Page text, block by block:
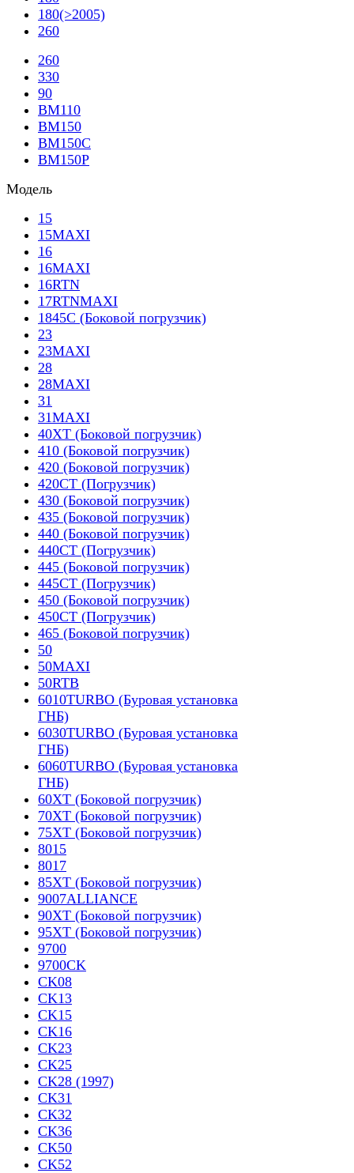
180(>2005)
260
260
330
90
BM110
BM150
BM150C
BM150P
Модель
15
15MAXI
16
16MAXI
16RTN
17RTNMAXI
1845C (Боковой погрузчик)
23
23MAXI
28
28MAXI
31
31MAXI
40XT (Боковой погрузчик)
410 (Боковой погрузчик)
420 (Боковой погрузчик)
420CT (Погрузчик)
430 (Боковой погрузчик)
435 (Боковой погрузчик)
440 (Боковой погрузчик)
440CT (Погрузчик)
445 (Боковой погрузчик)
445CT (Погрузчик)
450 (Боковой погрузчик)
450CT (Погрузчик)
465 (Боковой погрузчик)
50
50MAXI
50RTB
6010TURBO (Буровая установка
ГНБ)
6030TURBO (Буровая установка
ГНБ)
6060TURBO (Буровая установка
ГНБ)
60XT (Боковой погрузчик)
70XT (Боковой погрузчик)
75XT (Боковой погрузчик)
8015
8017
85XT (Боковой погрузчик)
9007ALLIANCE
90XT (Боковой погрузчик)
95XT (Боковой погрузчик)
9700
9700CK
CK08
CK13
CK15
CK16
CK23
CK25
CK28 (1997)
CK31
CK32
CK36
CK50
CK52